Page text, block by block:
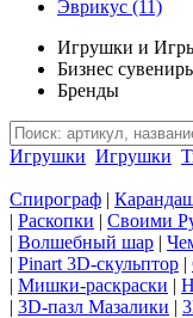
Эврикус (11)
Игрушки и
Бизнес
Бренды
Игрушки Игрушки
Спирограф |
| Раскопки | Своими
| Волшебный шар |
| Pinart 3D-скульптор |
| Мишки-раскраски |
| 3D-пазл Мазалики |